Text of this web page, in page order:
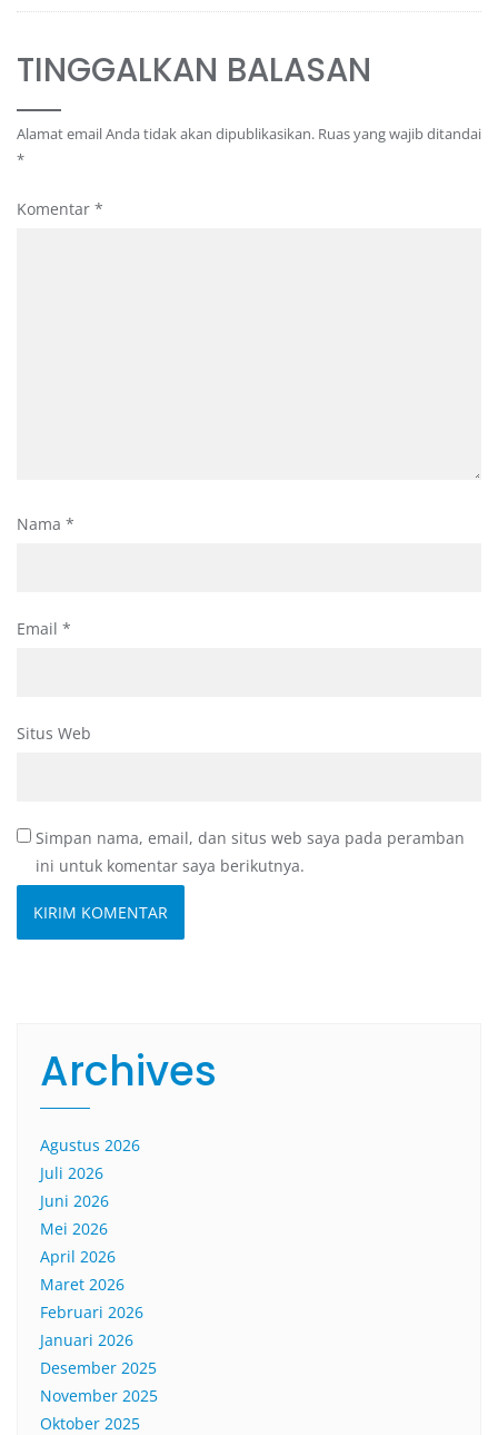
TINGGALKAN BALASAN
Alamat email Anda tidak akan dipublikasikan. Ruas yang wajib ditandai
*
Komentar *
Nama *
Email *
Situs Web
Simpan nama, email, dan situs web saya pada peramban
ini untuk komentar saya berikutnya.
Archives
Agustus 2026
Juli 2026
Juni 2026
Mei 2026
April 2026
Maret 2026
Februari 2026
Januari 2026
Desember 2025
November 2025
Oktober 2025